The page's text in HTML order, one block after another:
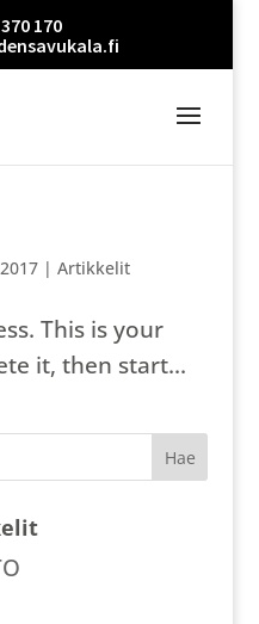
170
| Artikkelit
This is your
it, then start...